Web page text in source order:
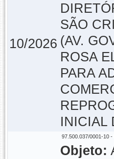
10/2026
SÃO
(AV.
ROSA
PARA
INICIAL
97.500.037/0001-10
Objeto: